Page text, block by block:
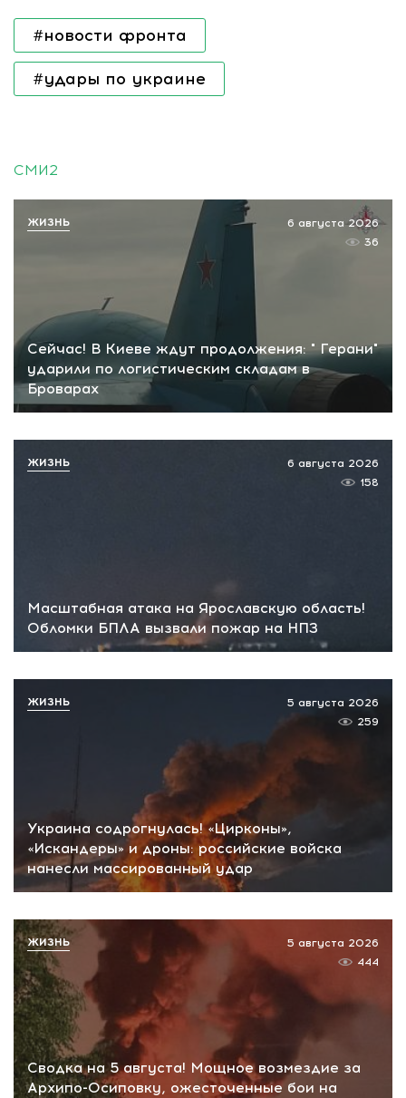
#новости фронта
#удары по украине
СМИ2
Сейчас! В Киеве ждут продолжения: " Герани"
ударили по логистическим складам в
Броварах
6 августа 2026
36
ЖИЗНЬ
Масштабная атака на Ярославскую область!
Обломки БПЛА вызвали пожар на НПЗ
6 августа 2026
158
ЖИЗНЬ
Украина содрогнулась! «Цирконы»,
«Искандеры» и дроны: российские войска
нанесли массированный удар
5 августа 2026
259
ЖИЗНЬ
Сводка на 5 августа! Мощное возмездие за
Архипо-Осиповку, ожесточенные бои на
5 августа 2026
444
ЖИЗНЬ